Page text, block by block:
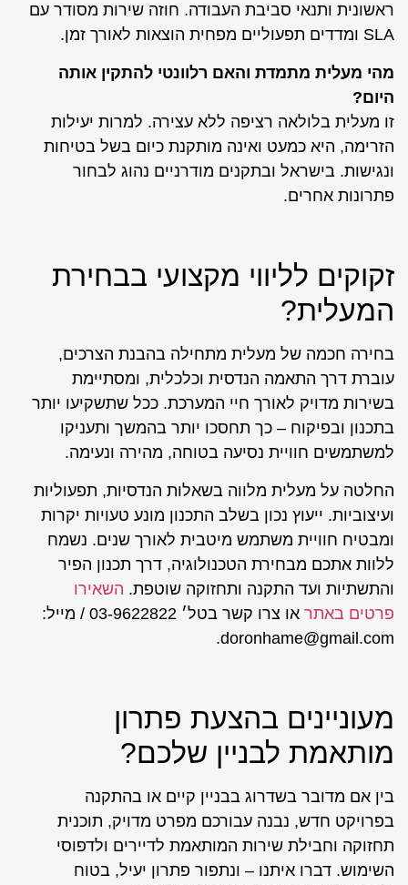
ראשונית ותנאי סביבת העבודה. חוזה שירות מסודר עם
SLA ומדדים תפעוליים מפחית הוצאות לאורך זמן.
מהי מעלית מתמדת והאם רלוונטי להתקין אותה
היום?
זו מעלית בלולאה רציפה ללא עצירה. למרות יעילות
הזרימה, היא כמעט ואינה מותקנת כיום בשל בטיחות
ונגישות. בישראל ובתקנים מודרניים נהוג לבחור
פתרונות אחרים.
זקוקים לליווי מקצועי בבחירת
המעלית?
בחירה חכמה של מעלית מתחילה בהבנת הצרכים,
עוברת דרך התאמה הנדסית וכלכלית, ומסתיימת
בשירות מדויק לאורך חיי המערכת. ככל שתשקיעו יותר
בתכנון ובפיקוח – כך תחסכו יותר בהמשך ותעניקו
למשתמשים חוויית נסיעה בטוחה, מהירה ונעימה.
החלטה על מעלית מלווה בשאלות הנדסיות, תפעוליות
ועיצוביות. ייעוץ נכון בשלב התכנון מונע טעויות יקרות
ומבטיח חוויית משתמש מיטבית לאורך שנים. נשמח
ללוות אתכם מבחירת הטכנולוגיה, דרך תכנון הפיר
והתשתיות ועד התקנה ותחזוקה שוטפת. השאירו
פרטים באתר
או צרו קשר בטל׳ 03-9622822 / מייל:
doronhame@gmail.com.
מעוניינים בהצעת פתרון
מותאמת לבניין שלכם?
בין אם מדובר בשדרוג בבניין קיים או בהתקנה
בפרויקט חדש, נבנה עבורכם מפרט מדויק, תוכנית
תחזוקה וחבילת שירות המותאמת לדיירים ולדפוסי
השימוש. דברו איתנו – ונתפור פתרון יעיל, בטוח